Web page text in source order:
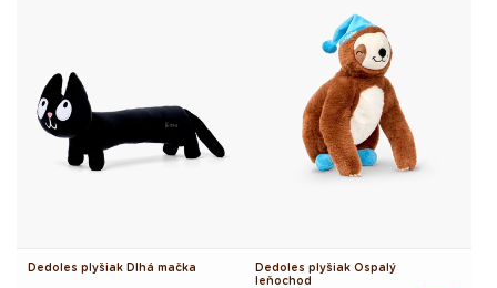
Dedoles plyšiak Dlhá mačka
Dedoles plyšiak Ospalý
leňochod